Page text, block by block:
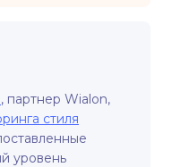
, партнер Wialon,
стиля
уровень